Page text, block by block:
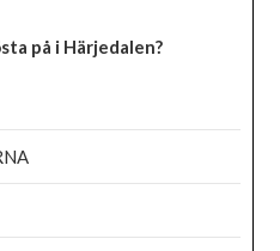
på i Härjedalen?